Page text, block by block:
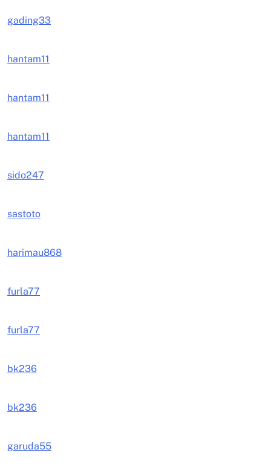
gading33
hantam11
hantam11
hantam11
sido247
sastoto
harimau868
furla77
furla77
bk236
bk236
garuda55